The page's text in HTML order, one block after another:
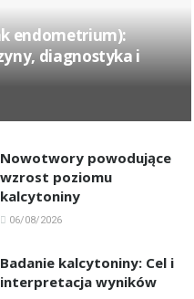
endometrium):
diagnostyka i
Nowotwory powodujące
wzrost poziomu
kalcytoniny
06/08/2026
Badanie kalcytoniny: Cel i
interpretacja wyników